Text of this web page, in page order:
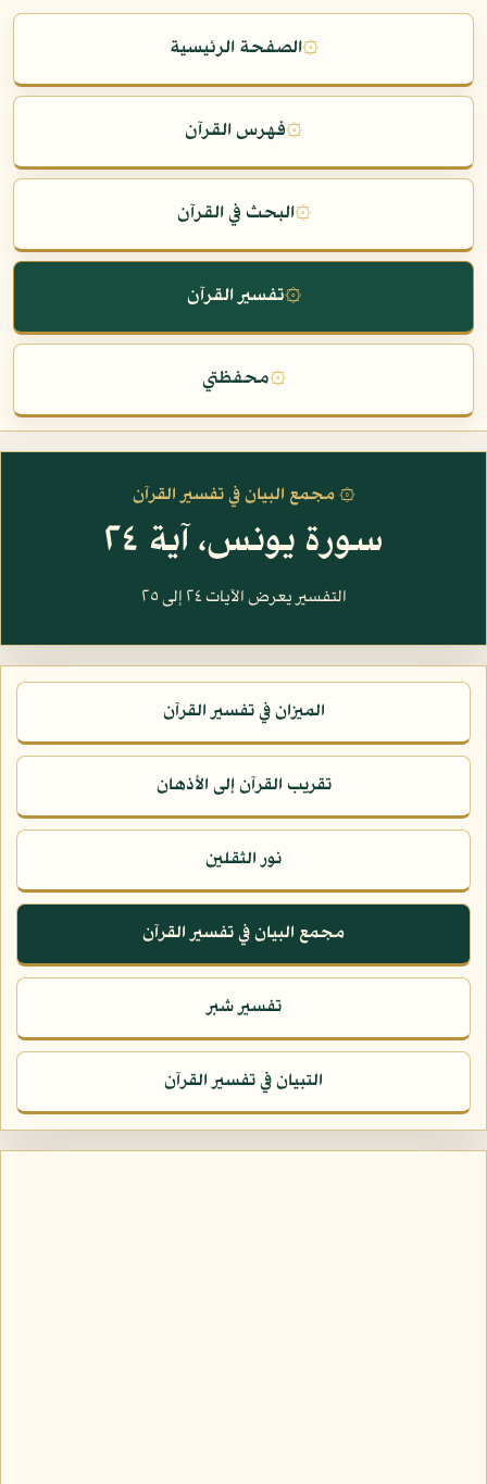
۞الصفحة الرئيسية
۞فهرس القرآن
۞البحث في القرآن
۞تفسير القرآن
۞محفظتي
۞ مجمع البيان في تفسير القرآن
سورة يونس، آية ٢٤
التفسير يعرض الآيات ٢٤ إلى ٢٥
الميزان في تفسير القرآن
تقريب القرآن إلى الأذهان
نور الثقلين
مجمع البيان في تفسير القرآن
تفسير شبر
التبيان في تفسير القرآن